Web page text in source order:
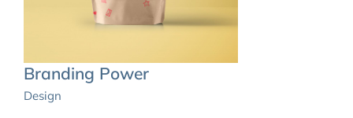
Branding Power
Design